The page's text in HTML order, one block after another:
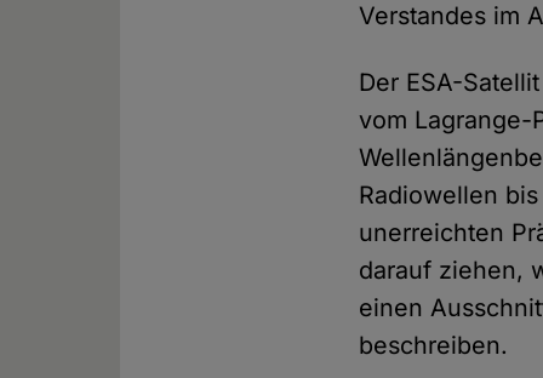
Verstandes im
Der ESA-
vom Lagrange-
Radiowellen
unerreichten
darauf ziehen,
einen
beschreiben.